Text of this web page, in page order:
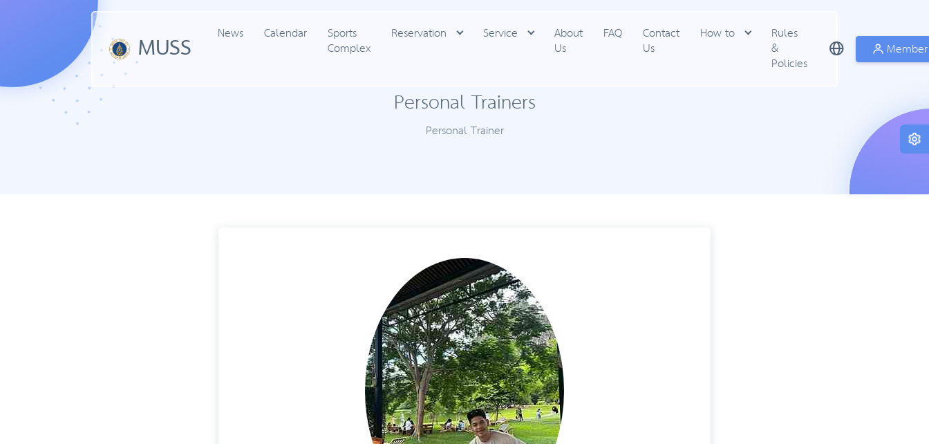
MUSS News Calendar Sports
Complex
Reservation Service About
Us
FAQ Contact
Us
How to Rules
&
Policies
Member
Personal Trainers
Personal Trainer